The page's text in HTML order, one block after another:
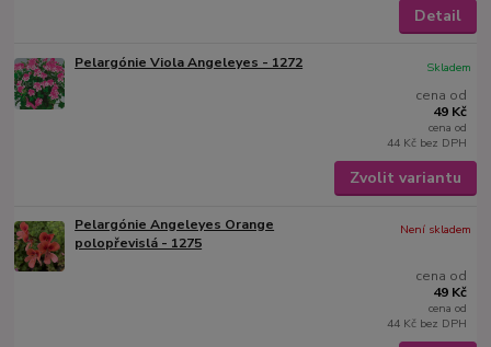
Detail
Pelargónie Viola Angeleyes - 1272
cena od
49 Kč
cena od
44 Kč bez DPH
Skladem
Zvolit variantu
Pelargónie Angeleyes Orange
polopřevislá - 1275
cena od
49 Kč
cena od
44 Kč bez DPH
Není skladem